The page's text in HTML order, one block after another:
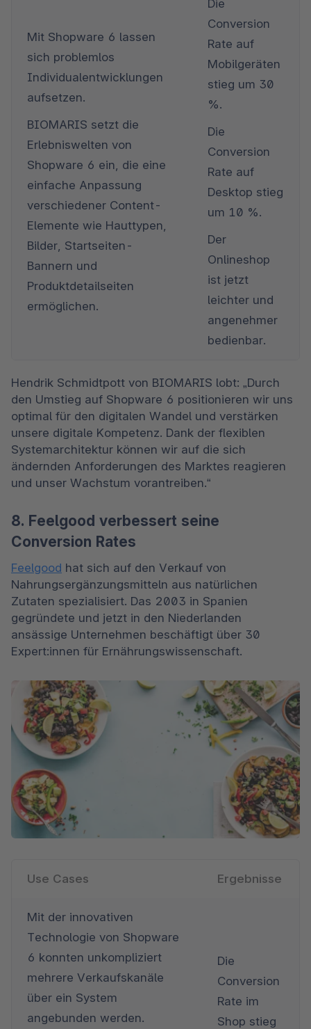
Mit Shopware 6 lassen
sich problemlos
Individualentwicklungen
aufsetzen.
BIOMARIS setzt die
Erlebniswelten von
Shopware 6 ein, die eine
einfache Anpassung
verschiedener Content-
Elemente wie Hauttypen,
Bilder, Startseiten-
Bannern und
Produktdetailseiten
ermöglichen.
Die
Conversion
Rate auf
Mobilgeräten
stieg um 30
%.
Die
Conversion
Rate auf
Desktop stieg
um 10 %.
Der
Onlineshop
ist jetzt
leichter und
angenehmer
bedienbar.
Hendrik Schmidtpott von BIOMARIS lobt: „Durch
den Umstieg auf Shopware 6 positionieren wir uns
optimal für den digitalen Wandel und verstärken
unsere digitale Kompetenz. Dank der flexiblen
Systemarchitektur können wir auf die sich
ändernden Anforderungen des Marktes reagieren
und unser Wachstum vorantreiben.“
8. Feelgood verbessert seine
Conversion Rates
Feelgood hat sich auf den Verkauf von
Nahrungsergänzungsmitteln aus natürlichen
Zutaten spezialisiert. Das 2003 in Spanien
gegründete und jetzt in den Niederlanden
ansässige Unternehmen beschäftigt über 30
Expert:innen für Ernährungswissenschaft.
Use Cases Ergebnisse
Mit der innovativen
Technologie von Shopware
6 konnten unkompliziert
mehrere Verkaufskanäle
über ein System
angebunden werden.
Die
Conversion
Rate im
Shop stieg